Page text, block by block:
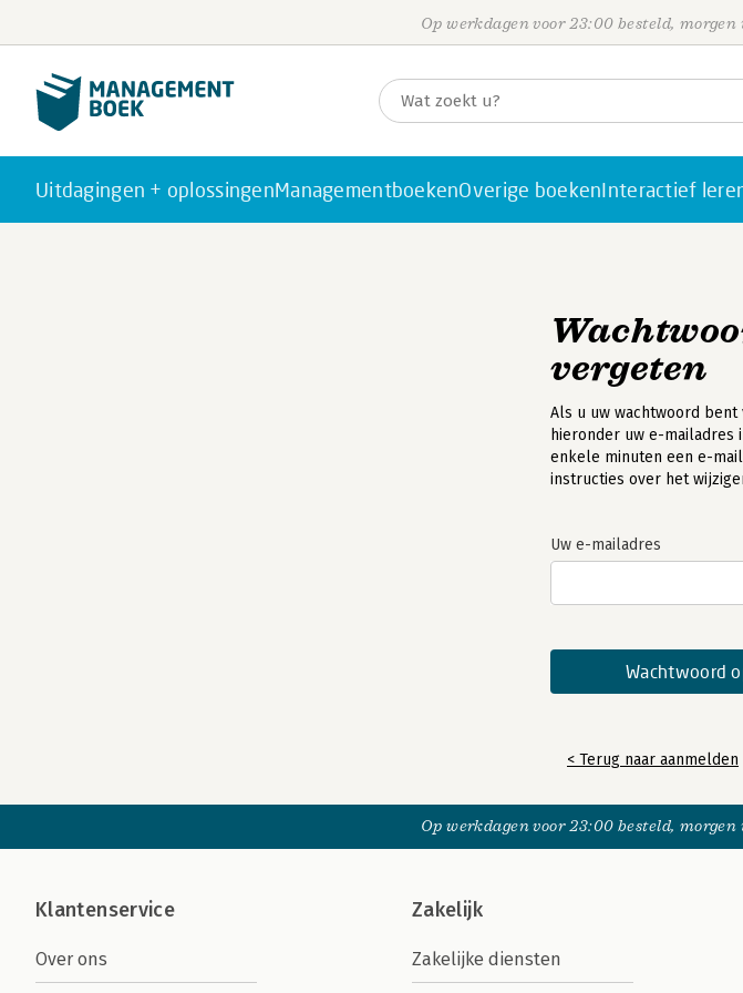
Op werkdagen voor 23:00 besteld,
Uitdagingen + oplossingenManagementboekenOverige boekenInteractief
vergeten
Als u uw wachtwoord bent
hieronder uw e-mailadres
enkele minuten een e-
instructies over het
Uw e-mailadres
< Terug naar aanmelden
Op werkdagen voor 23:00 besteld,
Klantenservice
Over ons
Zakelijk
Zakelijke diensten